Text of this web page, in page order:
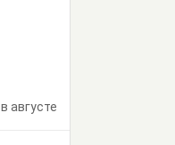
в августе